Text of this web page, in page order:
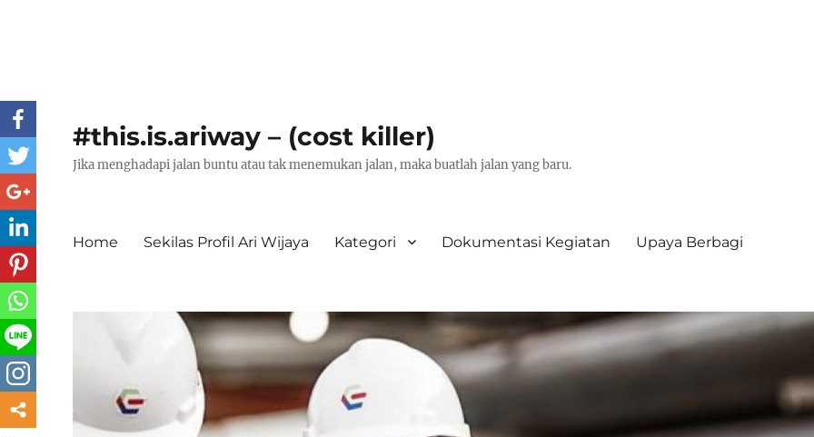
#this.is.ariway – (cost killer)
Jika menghadapi jalan buntu atau tak menemukan jalan, maka buatlah jalan yang baru.
Home Sekilas Profil Ari Wijaya Kategori Dokumentasi Kegiatan Upaya Berbagi